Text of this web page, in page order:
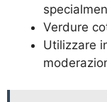
Verdure
Utilizzare